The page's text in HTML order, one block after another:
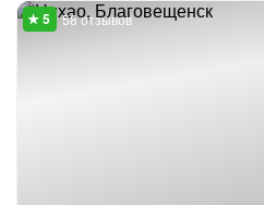
58 отзывов